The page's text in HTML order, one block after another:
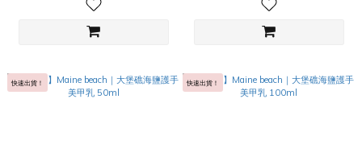
快速出貨！ 快速出貨！